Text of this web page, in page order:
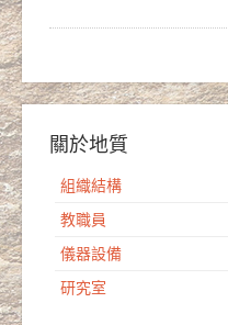
關於地質
組織結構
教職員
儀器設備
研究室